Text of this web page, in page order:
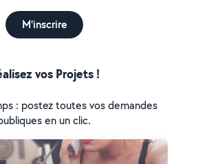
M'inscrire
vos Projets !
: postez toutes vos demandes
en un clic.